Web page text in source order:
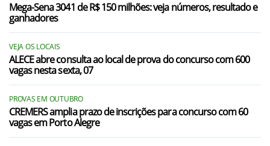
Mega-Sena 3041 de R$ 150 milhões: veja números, resultado e
ganhadores
VEJA OS LOCAIS
ALECE abre consulta ao local de prova do concurso com 600
vagas nesta sexta, 07
PROVAS EM OUTUBRO
CREMERS amplia prazo de inscrições para concurso com 60
vagas em Porto Alegre